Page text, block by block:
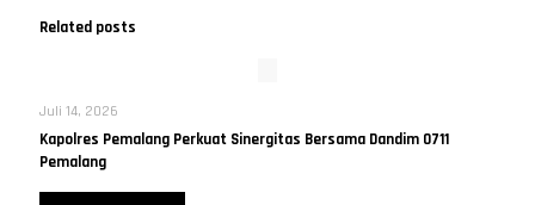
Related posts
Juli 14, 2026
Kapolres Pemalang Perkuat Sinergitas Bersama Dandim 0711
Pemalang